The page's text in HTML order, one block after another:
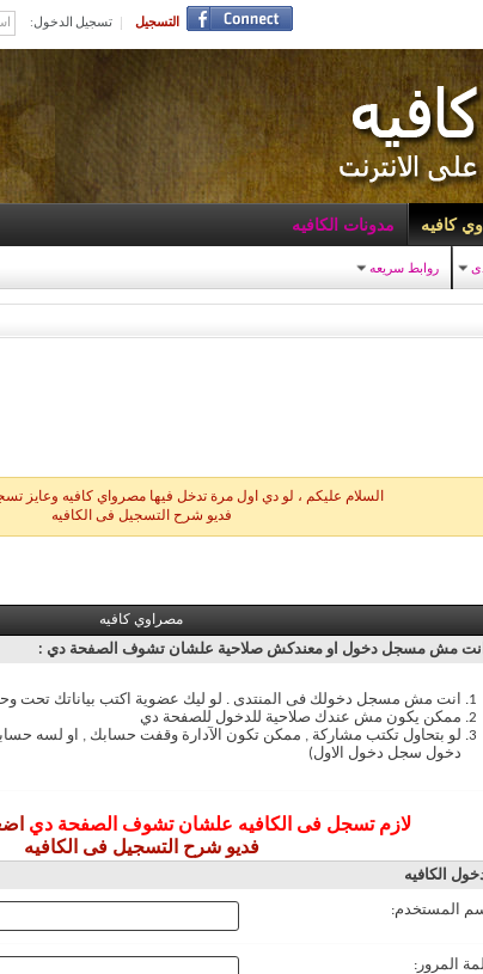
التسجيل تسجيل الدخول:
كافيه
روابط سريعه
مدونات الكافيه
السلام عليكم ، لو دي اول مرة تدخل فيها مصرواي كافيه وعايز
فديو شرح التسجيل فى الكافيه
مصراوي كافيه
انت مش مسجل دخول او معندكش صلاحية علشان تشوف الصفحة دي :
انت مش مسجل دخولك فى المنتدى . لو ليك عضوية اكتب بياناتك تحت
ممكن يكون مش عندك صلاحية للدخول للصفحة دي
لو بتحاول تكتب مشاركة , ممكن تكون الآدارة وقفت حسابك , او لسه
دخول سجل دخول الاول)
لازم تسجل فى الكافيه علشان تشوف الصفحة دي
فديو شرح التسجيل فى الكافيه
الكافيه
المستخدم:
المرور: